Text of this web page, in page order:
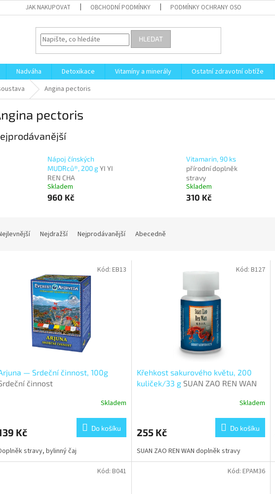
JAK NAKUPOVAT OBCHODNÍ PODMÍNKY PODMÍNKY OCHRANY OSOBNÍCH ÚDAJŮ
HLEDAT
Nadváha Detoxikace Vitamíny a minerály Ostatní zdravotní obtíže
Angina pectoris
pectoris
Nápoj čínských
MUDRců®, 200 gYI YI
REN CHA
Skladem
960 Kč
Vitamarin, 90 ks
přírodní doplněk
stravy
Skladem
310 Kč
Nejdražší Nejprodávanější Abecedně
— Srdeční činnost, 100g
činnost
Skladem
Kč Do košíku
stravy, bylinný čaj
Kód: EB13
Křehkost sakurového květu, 200
kuliček/33 g SUAN ZAO REN WAN
Skladem
255 Kč Do košíku
SUAN ZAO REN WAN doplněk stravy
Kód: B127
Kód: B041 Kód: EPAM36